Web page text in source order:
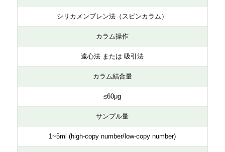
シリカメンブレン法（スピンカラム）
カラム操作
遠心法 または 吸引法
カラム結合量
≤60μg
サンプル量
1~5ml (high-copy number/low-copy number)